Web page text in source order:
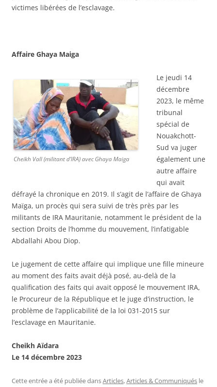
victimes libérées de l’esclavage.
Affaire Ghaya Maiga
Cheikh Vall (militant d’IRA) avec Ghaya Maiga
Le jeudi 14
décembre
2023, le même
tribunal
spécial de
Nouakchott-
Sud va juger
également une
autre affaire
qui avait
défrayé la chronique en 2019. Il s’agit de l’affaire de Ghaya
Maïga, un procès qui sera suivi de très près par les
militants de IRA Mauritanie, notamment le président de la
section Droits de l’homme du mouvement, l’infatigable
Abdallahi Abou Diop.
Le jugement de cette affaire qui implique une fille mineure
au moment des faits avait déjà posé, au-delà de la
qualification des faits qui avait opposé le mouvement IRA,
le Procureur de la République et le juge d’instruction, le
problème de l’applicabilité de la loi 031-2015 sur
l’esclavage en Mauritanie.
Cheikh Aïdara
Le 14 décembre 2023
Cette entrée a été publiée dansArticles,Articles & Communiqués le